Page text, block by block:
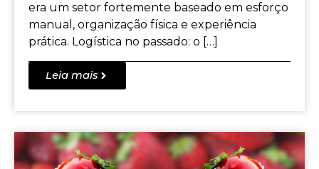
era um setor fortemente baseado em esforço
manual, organização física e experiência
prática. Logística no passado: o […]
Leia mais